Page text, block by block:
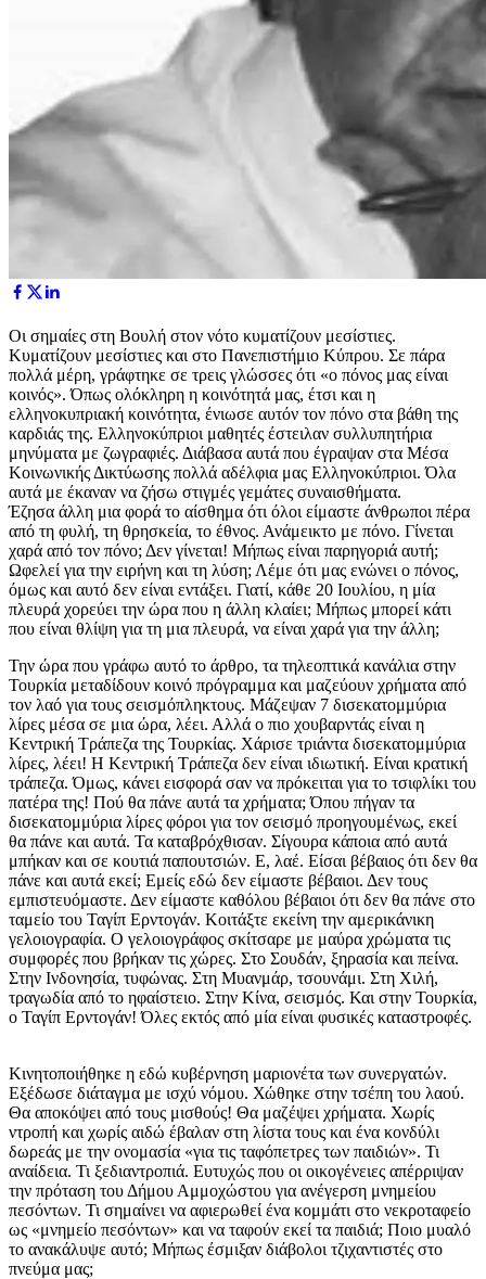
Οι σημαίες στη Bουλή στον νότο κυματίζουν μεσίστιες.
Κυματίζουν μεσίστιες και στο Πανεπιστήμιο Κύπρου. Σε πάρα
πολλά μέρη, γράφτηκε σε τρεις γλώσσες ότι «ο πόνος μας είναι
κοινός». Όπως ολόκληρη η κοινότητά μας, έτσι και η
ελληνοκυπριακή κοινότητα, ένιωσε αυτόν τον πόνο στα βάθη της
καρδιάς της. Ελληνοκύπριοι μαθητές έστειλαν συλλυπητήρια
μηνύματα με ζωγραφιές. Διάβασα αυτά που έγραψαν στα Μέσα
Κοινωνικής Δικτύωσης πολλά αδέλφια μας Ελληνοκύπριοι. Όλα
αυτά με έκαναν να ζήσω στιγμές γεμάτες συναισθήματα.
Έζησα άλλη μια φορά το αίσθημα ότι όλοι είμαστε άνθρωποι πέρα
από τη φυλή, τη θρησκεία, το έθνος. Ανάμεικτο με πόνο. Γίνεται
χαρά από τον πόνο; Δεν γίνεται! Μήπως είναι παρηγοριά αυτή;
Ωφελεί για την ειρήνη και τη λύση; Λέμε ότι μας ενώνει ο πόνος,
όμως και αυτό δεν είναι εντάξει. Γιατί, κάθε 20 Ιουλίου, η μία
πλευρά χορεύει την ώρα που η άλλη κλαίει; Μήπως μπορεί κάτι
που είναι θλίψη για τη μια πλευρά, να είναι χαρά για την άλλη;
Την ώρα που γράφω αυτό το άρθρο, τα τηλεοπτικά κανάλια στην
Τουρκία μεταδίδουν κοινό πρόγραμμα και μαζεύουν χρήματα από
τον λαό για τους σεισμόπληκτους. Μάζεψαν 7 δισεκατομμύρια
λίρες μέσα σε μια ώρα, λέει. Αλλά ο πιο χουβαρντάς είναι η
Κεντρική Τράπεζα της Τουρκίας. Χάρισε τριάντα δισεκατομμύρια
λίρες, λέει! Η Κεντρική Τράπεζα δεν είναι ιδιωτική. Είναι κρατική
τράπεζα. Όμως, κάνει εισφορά σαν να πρόκειται για το τσιφλίκι του
πατέρα της! Πού θα πάνε αυτά τα χρήματα; Όπου πήγαν τα
δισεκατομμύρια λίρες φόροι για τον σεισμό προηγουμένως, εκεί
θα πάνε και αυτά. Τα καταβρόχθισαν. Σίγουρα κάποια από αυτά
μπήκαν και σε κουτιά παπουτσιών. Ε, λαέ. Είσαι βέβαιος ότι δεν θα
πάνε και αυτά εκεί; Εμείς εδώ δεν είμαστε βέβαιοι. Δεν τους
εμπιστευόμαστε. Δεν είμαστε καθόλου βέβαιοι ότι δεν θα πάνε στο
ταμείο του Ταγίπ Ερντογάν. Κοιτάξτε εκείνη την αμερικάνικη
γελοιογραφία. Ο γελοιογράφος σκίτσαρε με μαύρα χρώματα τις
συμφορές που βρήκαν τις χώρες. Στο Σουδάν, ξηρασία και πείνα.
Στην Ινδονησία, τυφώνας. Στη Μυανμάρ, τσουνάμι. Στη Χιλή,
τραγωδία από το ηφαίστειο. Στην Κίνα, σεισμός. Και στην Τουρκία,
ο Ταγίπ Ερντογάν! Όλες εκτός από μία είναι φυσικές καταστροφές.
Κινητοποιήθηκε η εδώ κυβέρνηση μαριονέτα των συνεργατών.
Εξέδωσε διάταγμα με ισχύ νόμου. Χώθηκε στην τσέπη του λαού.
Θα αποκόψει από τους μισθούς! Θα μαζέψει χρήματα. Χωρίς
ντροπή και χωρίς αιδώ έβαλαν στη λίστα τους και ένα κονδύλι
δωρεάς με την ονομασία «για τις ταφόπετρες των παιδιών». Τι
αναίδεια. Τι ξεδιαντροπιά. Ευτυχώς που οι οικογένειες απέρριψαν
την πρόταση του Δήμου Αμμοχώστου για ανέγερση μνημείου
πεσόντων. Τι σημαίνει να αφιερωθεί ένα κομμάτι στο νεκροταφείο
ως «μνημείο πεσόντων» και να ταφούν εκεί τα παιδιά; Ποιο μυαλό
το ανακάλυψε αυτό; Μήπως έσμιξαν διάβολοι τζιχαντιστές στο
πνεύμα μας;